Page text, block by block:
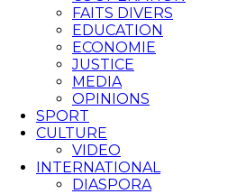
FAITS DIVERS
EDUCATION
ECONOMIE
JUSTICE
MEDIA
OPINIONS
SPORT
CULTURE
VIDEO
INTERNATIONAL
DIASPORA